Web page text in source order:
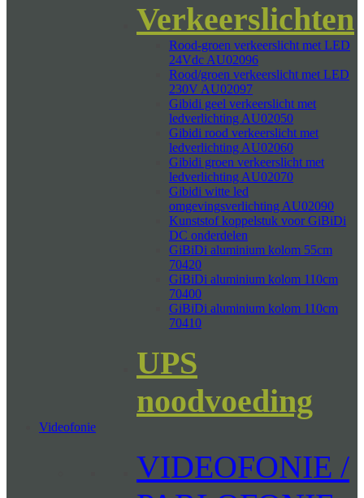
Verkeerslichten
Rood-groen verkeerslicht met LED
24Vdc AU02096
Rood/groen verkeerslicht met LED
230V AU02097
Gibidi geel verkeerslicht met
ledverlichting AU02050
Gibidi rood verkeerslicht met
ledverlichting AU02060
Gibidi groen verkeerslicht met
ledverlichting AU02070
Gibidi witte led
omgevingsverlichting AU02090
Kunststof koppelstuk voor GiBiDi
DC onderdelen
GiBiDi aluminium kolom 55cm
70420
GiBiDi aluminium kolom 110cm
70400
GiBiDi aluminium kolom 110cm
70410
UPS
noodvoeding
Videofonie
VIDEOFONIE /